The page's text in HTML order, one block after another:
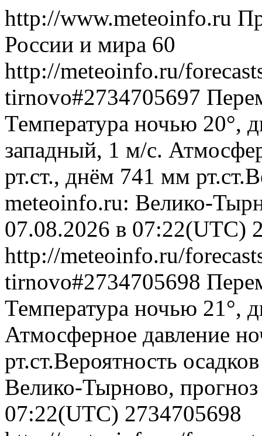
http://www.meteoinfo.ru
России и мира 60
http://meteoinfo.ru/
tirnovo#2734705697
Температура ночью 20°,
западный, 1 м/с.
рт.ст., днём 741 мм
meteoinfo.ru: Велико-
07.08.2026 в 07:22(UTC)
http://meteoinfo.ru/
tirnovo#2734705698
Температура ночью 21°,
Атмосферное давление
рт.ст.Вероятность
Велико-Тырново,
07:22(UTC) 2734705698